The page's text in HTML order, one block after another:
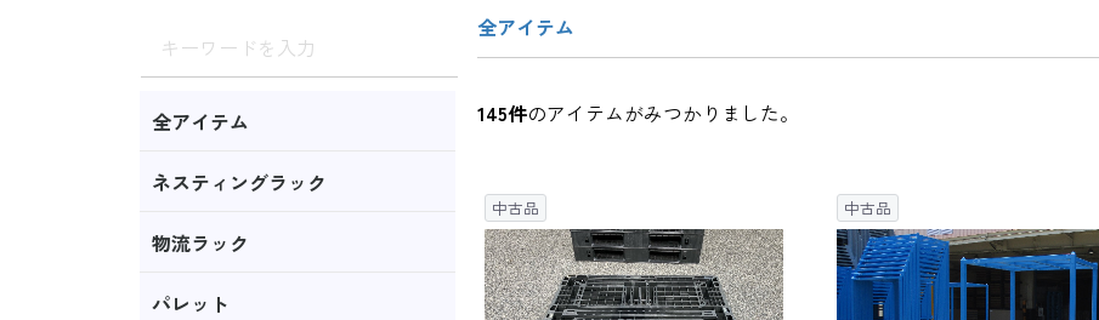
全アイテム
ネスティングラック
物流ラック
パレット
全アイテム
145件のアイテムがみつかりました。
中古品 中古品